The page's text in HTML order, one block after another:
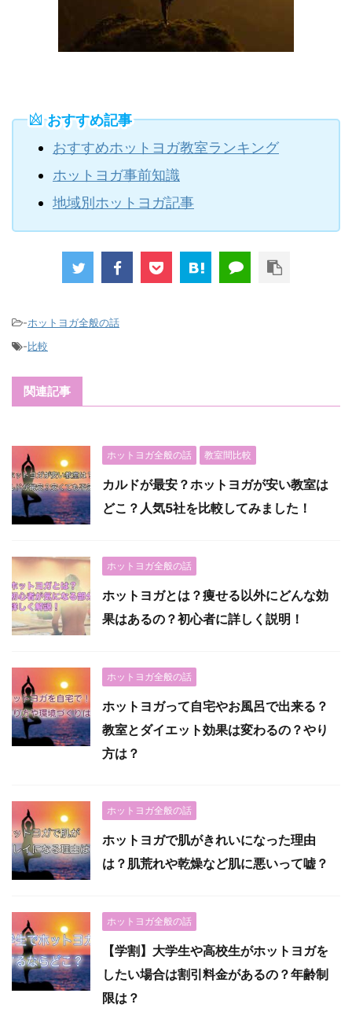
おすすめ記事
おすすめホットヨガ教室ランキング
ホットヨガ事前知識
地域別ホットヨガ記事
-ホットヨガ全般の話
-比較
関連記事
ホットヨガ全般の話 教室間比較
カルドが最安？ホットヨガが安い教室は
どこ？人気5社を比較してみました！
ホットヨガ全般の話
ホットヨガとは？痩せる以外にどんな効
果はあるの？初心者に詳しく説明！
ホットヨガ全般の話
ホットヨガって自宅やお風呂で出来る？
教室とダイエット効果は変わるの？やり
方は？
ホットヨガ全般の話
ホットヨガで肌がきれいになった理由
は？肌荒れや乾燥など肌に悪いって嘘？
ホットヨガ全般の話
【学割】大学生や高校生がホットヨガを
したい場合は割引料金があるの？年齢制
限は？